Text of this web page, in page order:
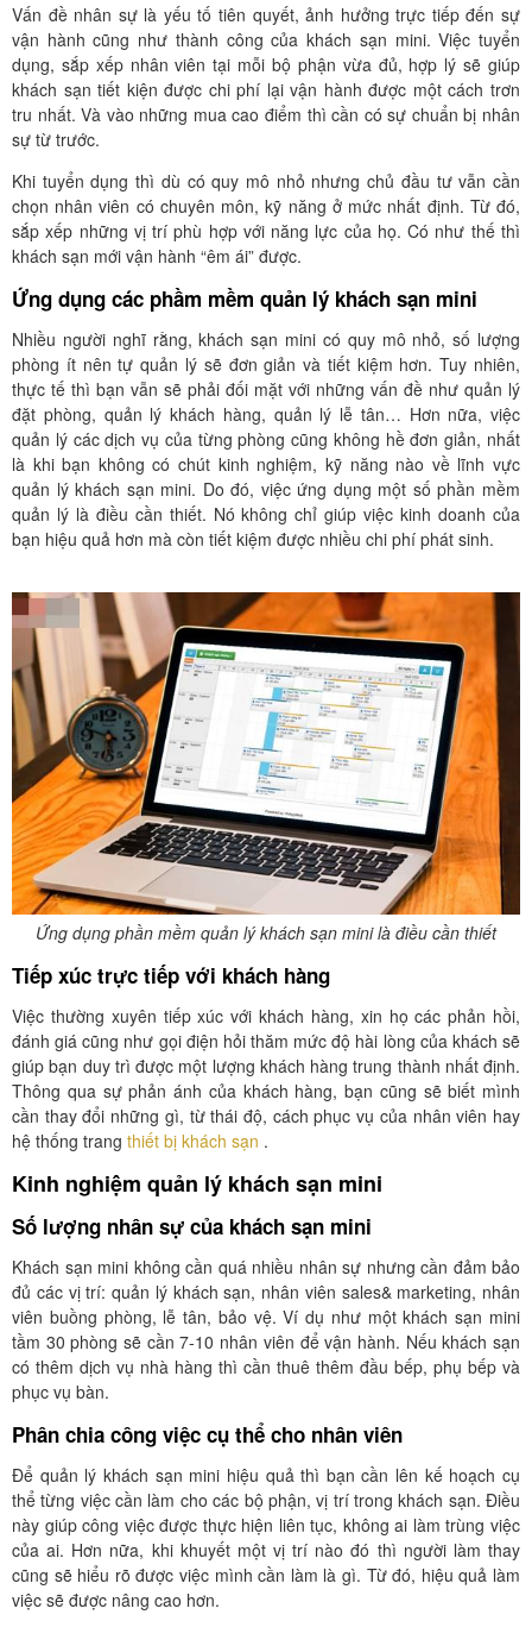
Vấn đề nhân sự là yếu tố tiên quyết, ảnh hưởng trực tiếp đến sự
vận hành cũng như thành công của khách sạn mini. Việc tuyển
dụng, sắp xếp nhân viên tại mỗi bộ phận vừa đủ, hợp lý sẽ giúp
khách sạn tiết kiện được chi phí lại vận hành được một cách trơn
tru nhất. Và vào những mua cao điểm thì cần có sự chuẩn bị nhân
sự từ trước.
Khi tuyển dụng thì dù có quy mô nhỏ nhưng chủ đầu tư vẫn cần
chọn nhân viên có chuyên môn, kỹ năng ở mức nhất định. Từ đó,
sắp xếp những vị trí phù hợp với năng lực của họ. Có như thế thì
khách sạn mới vận hành “êm ái” được.
Ứng dụng các phầm mềm quản lý khách sạn mini
Nhiều người nghĩ rằng, khách sạn mini có quy mô nhỏ, số lượng
phòng ít nên tự quản lý sẽ đơn giản và tiết kiệm hơn. Tuy nhiên,
thực tế thì bạn vẫn sẽ phải đối mặt với những vấn đề như quản lý
đặt phòng, quản lý khách hàng, quản lý lễ tân… Hơn nữa, việc
quản lý các dịch vụ của từng phòng cũng không hề đơn giản, nhất
là khi bạn không có chút kinh nghiệm, kỹ năng nào về lĩnh vực
quản lý khách sạn mini. Do đó, việc ứng dụng một số phần mềm
quản lý là điều cần thiết. Nó không chỉ giúp việc kinh doanh của
bạn hiệu quả hơn mà còn tiết kiệm được nhiều chi phí phát sinh.
Ứng dụng phần mềm quản lý khách sạn mini là điều cần thiết
Tiếp xúc trực tiếp với khách hàng
Việc thường xuyên tiếp xúc với khách hàng, xin họ các phản hồi,
đánh giá cũng như gọi điện hỏi thăm mức độ hài lòng của khách sẽ
giúp bạn duy trì được một lượng khách hàng trung thành nhất định.
Thông qua sự phản ánh của khách hàng, bạn cũng sẽ biết mình
cần thay đổi những gì, từ thái độ, cách phục vụ của nhân viên hay
hệ thống trang thiết bị khách sạn .
Kinh nghiệm quản lý khách sạn mini
Số lượng nhân sự của khách sạn mini
Khách sạn mini không cần quá nhiều nhân sự nhưng cần đảm bảo
đủ các vị trí: quản lý khách sạn, nhân viên sales& marketing, nhân
viên buồng phòng, lễ tân, bảo vệ. Ví dụ như một khách sạn mini
tầm 30 phòng sẽ cần 7-10 nhân viên để vận hành. Nếu khách sạn
có thêm dịch vụ nhà hàng thì cần thuê thêm đầu bếp, phụ bếp và
phục vụ bàn.
Phân chia công việc cụ thể cho nhân viên
Để quản lý khách sạn mini hiệu quả thì bạn cần lên kế hoạch cụ
thể từng việc cần làm cho các bộ phận, vị trí trong khách sạn. Điều
này giúp công việc được thực hiện liên tục, không ai làm trùng việc
của ai. Hơn nữa, khi khuyết một vị trí nào đó thì người làm thay
cũng sẽ hiểu rõ được việc mình cần làm là gì. Từ đó, hiệu quả làm
việc sẽ được nâng cao hơn.